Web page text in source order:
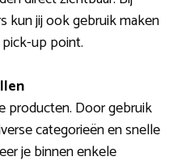
kun jij ook gebruik maken
up point.
producten. Door gebruik
categorieën en snelle
je binnen enkele